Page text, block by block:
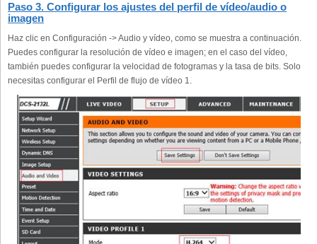
Paso 3. Configurar los ajustes del perfil de vídeo/audio o
imagen
Haz clic en Configuración -> Audio y vídeo, como se muestra a continuación.
Puedes configurar la resolución de vídeo e imagen; en el caso del vídeo,
también puedes configurar la velocidad de fotogramas y la tasa de bits. Solo
necesitas configurar el Perfil de flujo de vídeo 1.